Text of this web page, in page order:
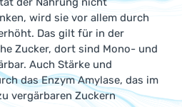
wird sie vor allem durch
Das gilt für in der
Zucker, dort sind Mono- und
Auch Stärke und
das Enzym Amylase, das im
vergärbaren Zuckern